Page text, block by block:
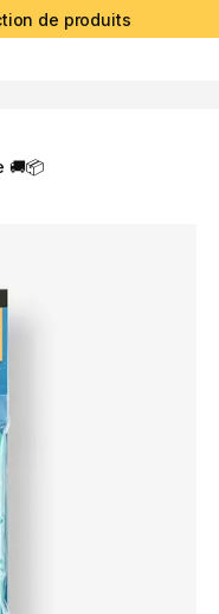
de produits
🚚📦